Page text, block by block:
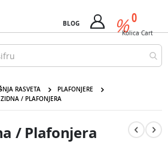
BLOG %
Cart 0
Kolica Cart
RASVETA
PLAFONJERE
/ PLAFONJERA
1 Zidna / Plafonjera
/ Plafonjera